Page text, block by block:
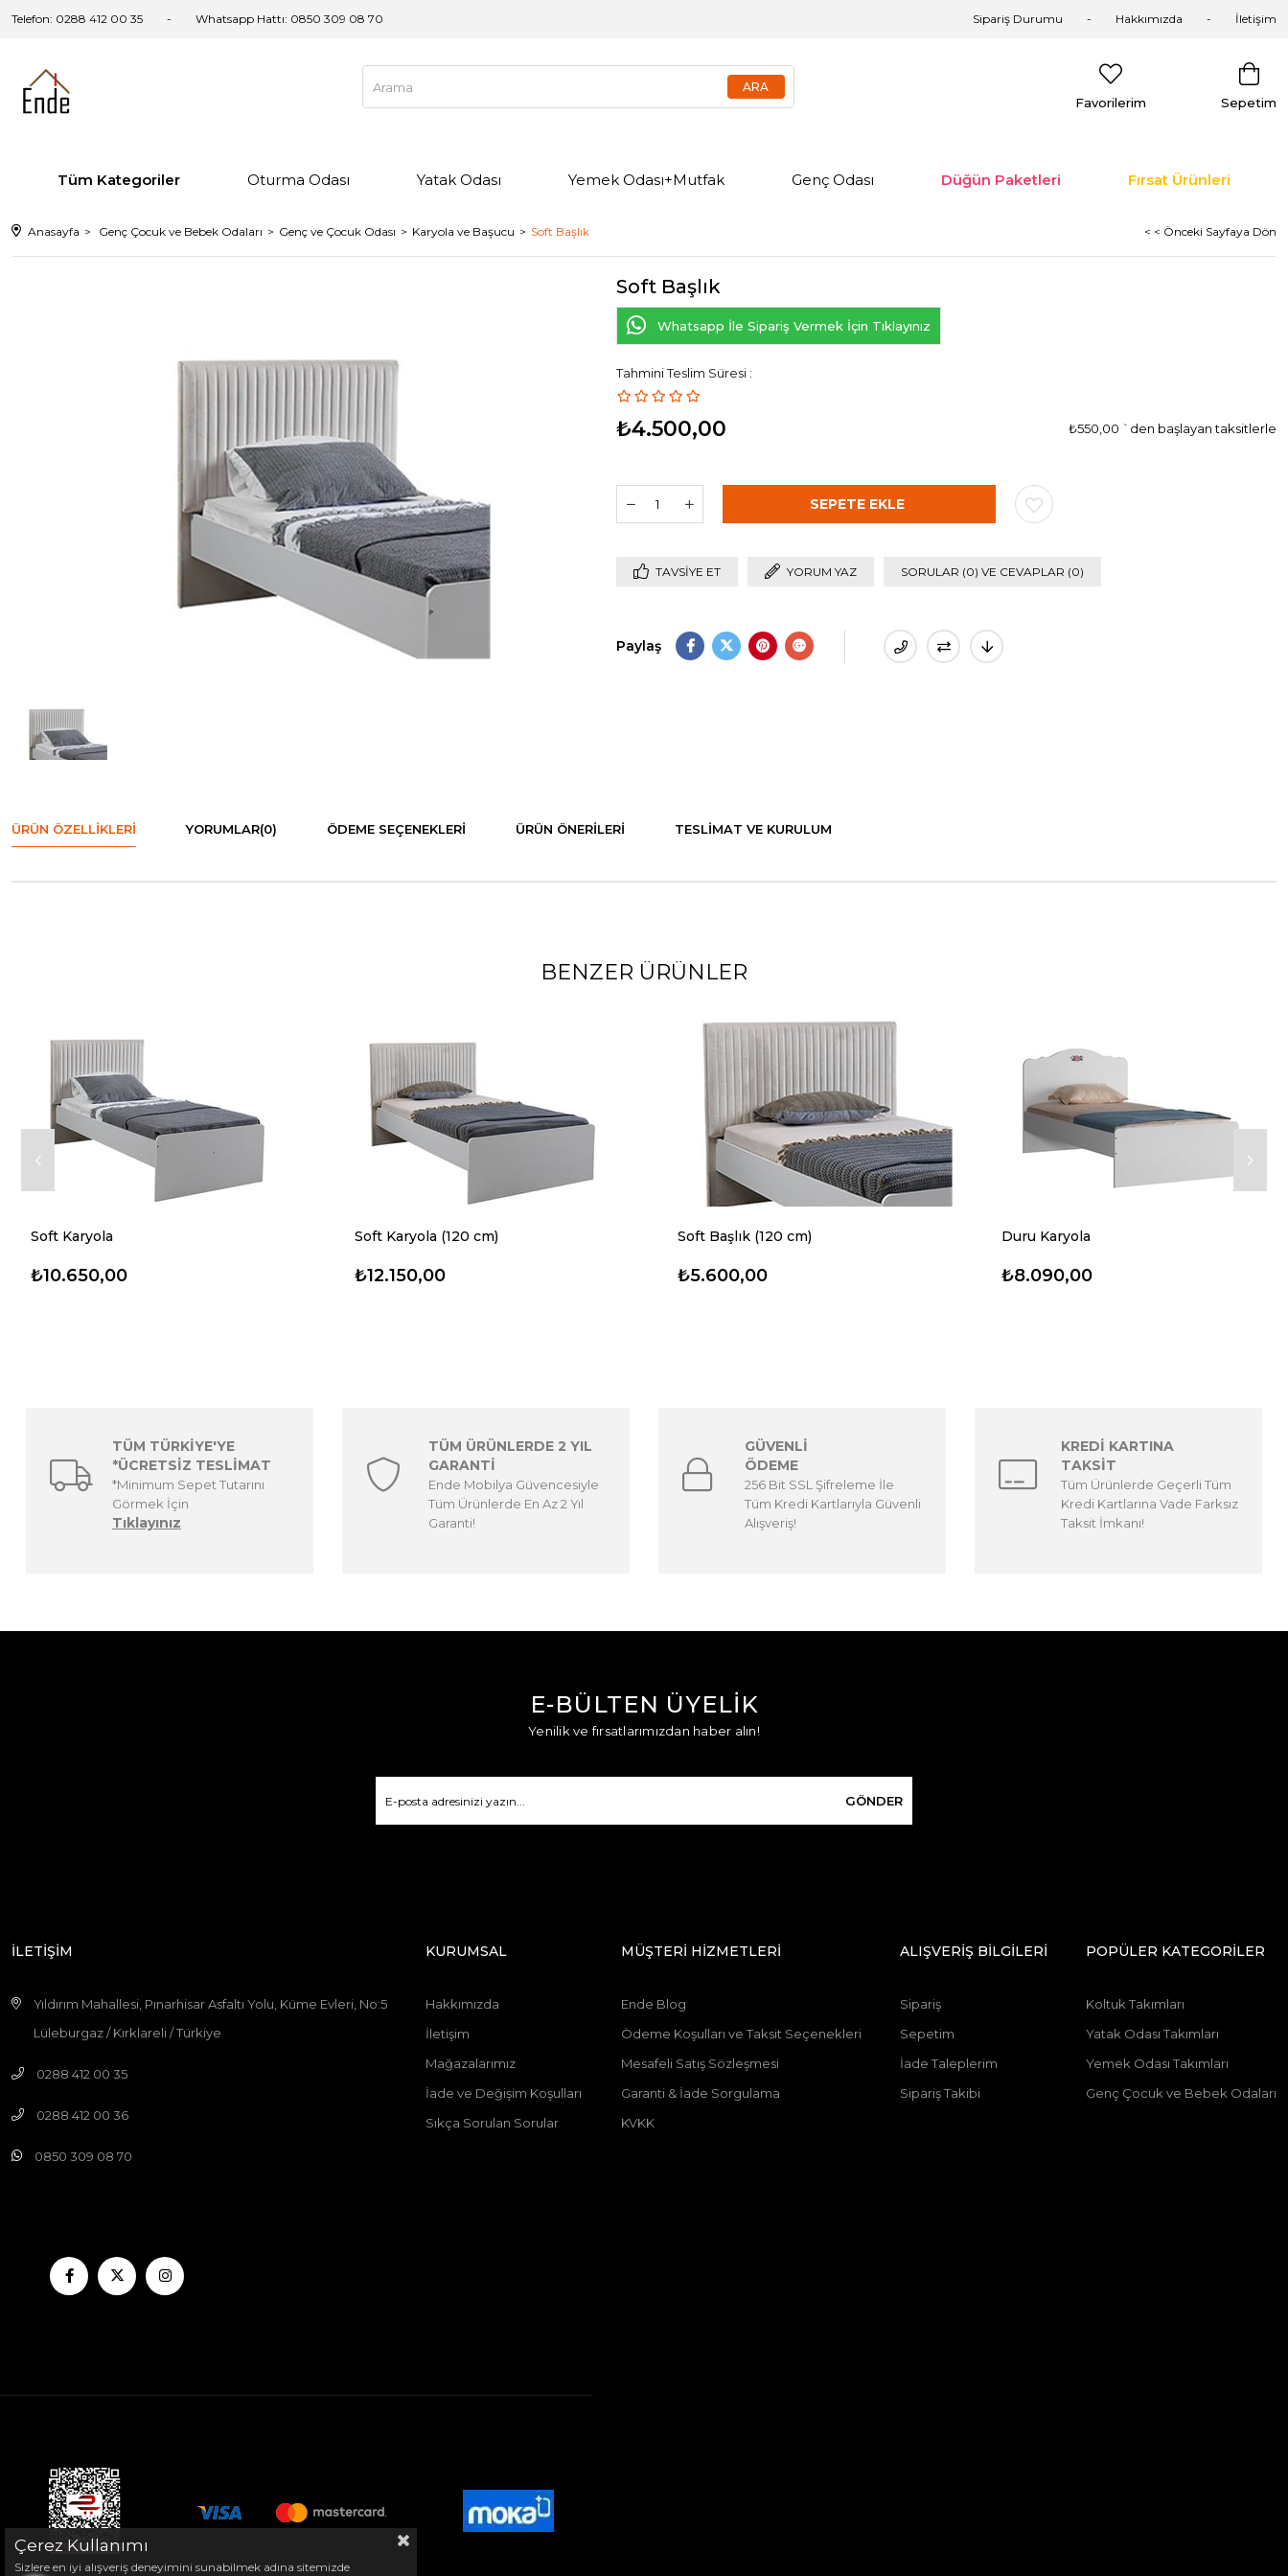
Telefon: 0288 412 00 35 Whatsapp Hattı: 0850 309 08 70 Sipariş Durumu Hakkımızda İletişim
Sepetim
Favorilerim
Tüm Kategoriler Oturma Odası Yatak Odası Yemek Odası+Mutfak Genç Odası Düğün Paketleri Fırsat Ürünleri
Anasayfa Genç Çocuk ve Bebek Odaları Genç ve Çocuk Odası Karyola ve Başucu Soft Başlık < < Önceki Sayfaya Dön
Soft Başlık
Whatsapp İle Sipariş Vermek İçin Tıklayınız
Tahmini Teslim Süresi :
₺4.500,00 ₺550,00 `den başlayan taksitlerle
TAVSIYE ET YORUM YAZ SORULAR (0) VE CEVAPLAR (0)
Paylaş
ÜRÜN ÖZELLIKLERI YORUMLAR(0) ÖDEME SEÇENEKLERI ÜRÜN ÖNERILERI TESLIMAT VE KURULUM
BENZER ÜRÜNLER
Soft Karyola
₺10.650,00
Soft Karyola (120 cm)
₺12.150,00
Soft Başlık (120 cm)
₺5.600,00
Duru Karyola
₺8.090,00
TÜM TÜRKİYE'YE
*ÜCRETSİZ TESLİMAT
*Minimum Sepet Tutarını
Görmek İçin
Tıklayınız
TÜM ÜRÜNLERDE 2 YIL
GARANTİ
Ende Mobilya Güvencesiyle
Tüm Ürünlerde En Az 2 Yıl
Garanti!
GÜVENLİ
ÖDEME
256 Bit SSL Şifreleme İle
Tüm Kredi Kartlarıyla Güvenli
Alışveriş!
KREDİ KARTINA
TAKSİT
Tüm Ürünlerde Geçerli Tüm
Kredi Kartlarına Vade Farksız
Taksit İmkanı!
E-BÜLTEN ÜYELİK
Yenilik ve fırsatlarımızdan haber alın!
GÖNDER
İLETİŞİM
Yıldırım Mahallesi, Pınarhisar Asfaltı Yolu, Küme Evleri, No:5
Lüleburgaz / Kırklareli / Türkiye
0288 412 00 35
0288 412 00 36
0850 309 08 70
KURUMSAL
Hakkımızda
İletişim
Mağazalarımız
İade ve Değişim Koşulları
Sıkça Sorulan Sorular
MÜŞTERİ HİZMETLERİ
Ende Blog
Ödeme Koşulları ve Taksit Seçenekleri
Mesafeli Satış Sözleşmesi
Garanti & İade Sorgulama
KVKK
ALIŞVERİŞ BİLGİLERİ
Sipariş
Sepetim
İade Taleplerim
Sipariş Takibi
POPÜLER KATEGORİLER
Koltuk Takımları
Yatak Odası Takımları
Yemek Odası Takımları
Genç Çocuk ve Bebek Odaları
Çerez Kullanımı
Sizlere en iyi alışveriş deneyimini sunabilmek adına sitemizde